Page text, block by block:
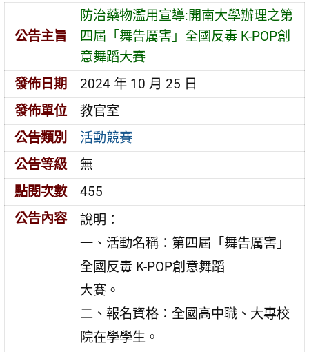
公告主旨
防治藥物濫用宣導:開南大學辦理之第
四屆「舞告厲害」全國反毒 K-POP創
意舞蹈大賽
發佈日期
2024 年 10 月 25 日
發佈單位
教官室
公告類別
活動競賽
公告等級
無
點閱次數
455
公告內容
說明：
一、活動名稱：第四屆「舞告厲害」
全國反毒 K-POP創意舞蹈
大賽。
二、報名資格：全國高中職、大專校
院在學學生。